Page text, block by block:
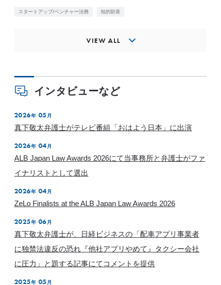
スタートアップ/ベンチャー法務 知的財産
VIEW ALL
インタビューなど
2026年 05 月
真下敬太弁護士がテレビ番組「おはよう日本」に出演
2026年 04 月
ALB Japan Law Awards 2026にて当事務所と弁護士がファ
イナリストとして選出
2026年 04 月
ZeLo Finalists at the ALB Japan Law Awards 2026
2025 年 06 月
真下敬太弁護士が、日経ビジネスの「配車アプリ事業者
に独禁法違反の恐れ『他社アプリやめて』タクシー会社
に圧力」と題する記事にてコメントを提供
2025 年 05 月